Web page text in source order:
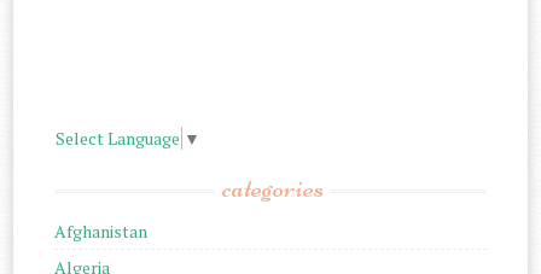
Select Language ▼
categories
Afghanistan
Algeria